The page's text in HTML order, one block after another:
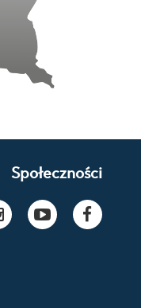
Społeczności